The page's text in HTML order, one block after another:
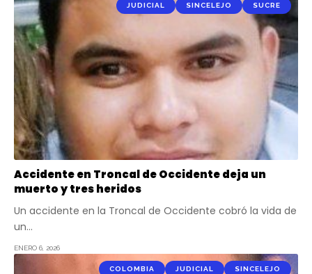
JUDICIAL SINCELEJO SUCRE
Accidente en Troncal de Occidente deja un
muerto y tres heridos
Un accidente en la Troncal de Occidente cobró la vida de
un…
ENERO 6, 2026
COLOMBIA JUDICIAL SINCELEJO